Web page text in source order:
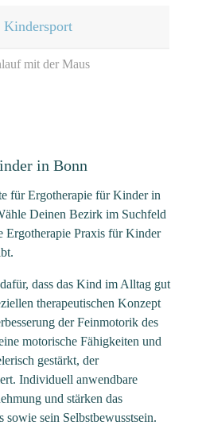
Kindersport
mit der Maus
in Bonn
für Ergotherapie für Kinder in
Deinen Bezirk im Suchfeld
Ergotherapie Praxis für Kinder
dass das Kind im Alltag gut
therapeutischen Konzept
der Feinmotorik des
motorische Fähigkeiten und
gestärkt, der
Individuell anwendbare
und stärken das
sein Selbstbewusstsein.